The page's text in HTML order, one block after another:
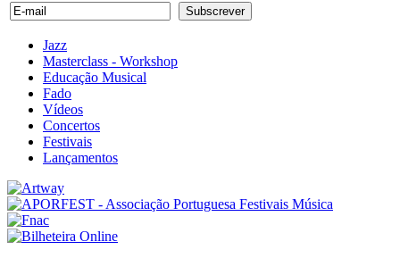
Jazz
Masterclass - Workshop
Educação Musical
Fado
Vídeos
Concertos
Festivais
Lançamentos